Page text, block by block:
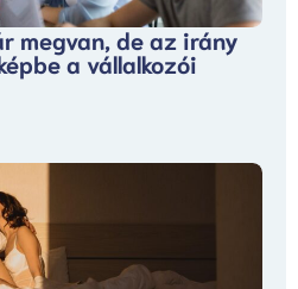
megvan, de az irány
a vállalkozói